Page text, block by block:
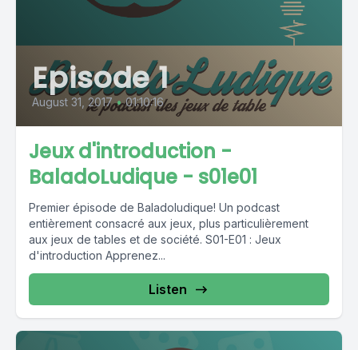
Episode 1
August 31, 2017 • 01:10:16
Jeux d'introduction -
BaladoLudique - s01e01
Premier épisode de Baladoludique! Un podcast
entièrement consacré aux jeux, plus particulièrement
aux jeux de tables et de société. S01-E01 : Jeux
d'introduction Apprenez...
Listen